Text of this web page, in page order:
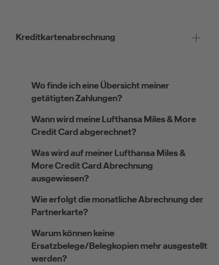
Kreditkartenabrechnung
Wo finde ich eine Übersicht meiner
getätigten Zahlungen?
Wann wird meine Lufthansa Miles & More
Credit Card abgerechnet?
Was wird auf meiner Lufthansa Miles &
More Credit Card Abrechnung
ausgewiesen?
Wie erfolgt die monatliche Abrechnung der
Partnerkarte?
Warum können keine
Ersatzbelege/Belegkopien mehr ausgestellt
werden?